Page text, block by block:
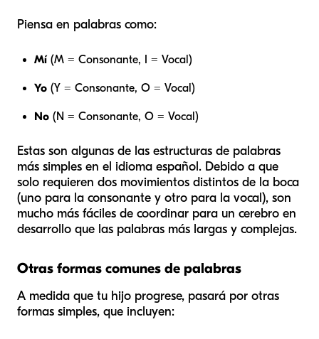
Piensa en palabras como:
Mí (M = Consonante, I = Vocal)
Yo (Y = Consonante, O = Vocal)
No (N = Consonante, O = Vocal)
Estas son algunas de las estructuras de palabras
más simples en el idioma español. Debido a que
solo requieren dos movimientos distintos de la boca
(uno para la consonante y otro para la vocal), son
mucho más fáciles de coordinar para un cerebro en
desarrollo que las palabras más largas y complejas.
Otras formas comunes de palabras
A medida que tu hijo progrese, pasará por otras
formas simples, que incluyen: